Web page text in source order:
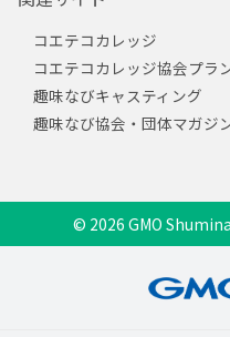
コエテコカレッジ
コエテコカレッジ協会プラ
趣味なびキャスティング
趣味なび協会・団体マガジ
© 2026 GMO